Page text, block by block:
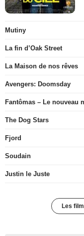
Mutiny
La fin d’Oak Street
La Maison de nos rêves
Avengers: Doomsday
Fantômas – Le nouveau
The Dog Stars
Fjord
Soudain
Justin le Juste
Les